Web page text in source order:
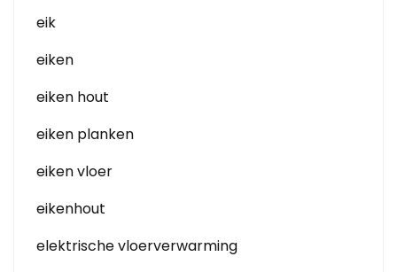
eik
eiken
eiken hout
eiken planken
eiken vloer
eikenhout
elektrische vloerverwarming